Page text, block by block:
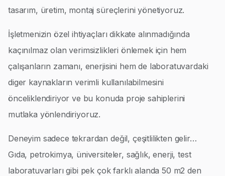
tasarım, üretim, montaj süreçlerini yönetiyoruz.
İşletmenizin özel ihtiyaçları dikkate alınmadığında
kaçınılmaz olan verimsizlikleri önlemek için hem
çalışanların zamanı, enerjisini hem de laboratuvardaki
diger kaynakların verimli kullanılabilmesini
önceliklendiriyor ve bu konuda proje sahiplerini
mutlaka yönlendiriyoruz.
Deneyim sadece tekrardan değil, çeşitlilikten gelir…
Gıda, petrokimya, üniversiteler, sağlık, enerji, test
laboratuvarları gibi pek çok farklı alanda 50 m2 den